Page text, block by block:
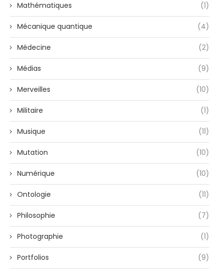
Mathématiques (1)
Mécanique quantique (4)
Médecine (2)
Médias (9)
Merveilles (10)
Militaire (1)
Musique (11)
Mutation (10)
Numérique (10)
Ontologie (11)
Philosophie (7)
Photographie (1)
Portfolios (9)